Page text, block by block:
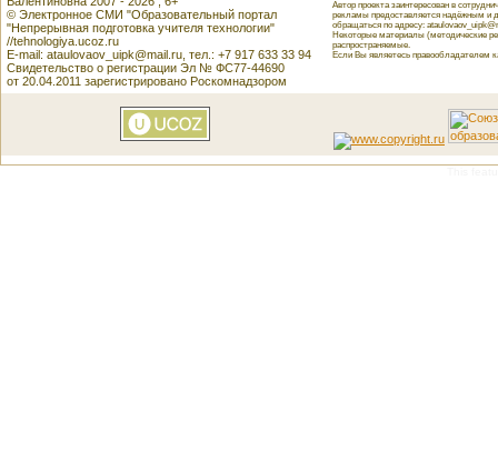
© Электронное СМИ "Образовательный портал
"Непрерывная подготовка учителя технологии"
//tehnologiya.ucoz.ru
E-mail: ataulovaov_uipk@mail.ru, тел.: +7 917 633 33 94
Свидетельство о регистрации Эл № ФС77-44690
от 20.04.2011 зарегистрировано Роскомнадзором
Автор проекта заинтересован в
рекламы предоставляется надёжным и
обращаться по адресу:
Некоторые материалы (методические
распространяемые.
Если Вы являетесь правообладателем